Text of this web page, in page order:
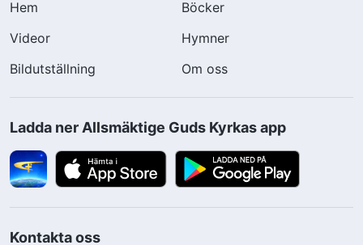
Hem
Böcker
Videor
Hymner
Bildutställning
Om oss
Ladda ner Allsmäktige Guds Kyrkas app
Kontakta oss